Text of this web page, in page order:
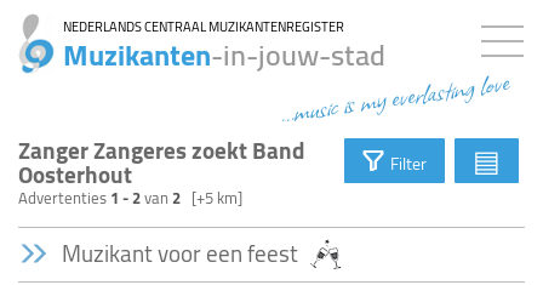
NEDERLANDS CENTRAAL MUZIKANTENREGISTER
Muzikanten-in-jouw-stad
...music is my everlasting love
Zanger Zangeres zoekt Band
Oosterhout
Advertenties1 - 2van2 [+5 km]
Filter ▤
Muzikant voor een feest